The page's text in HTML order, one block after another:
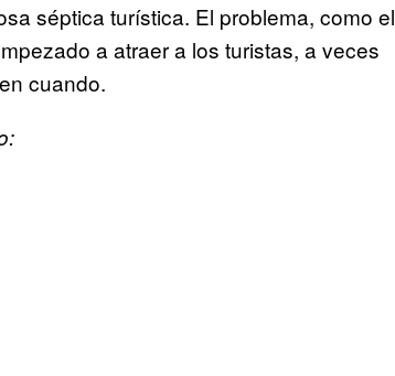
séptica turística. El problema, como el
a atraer a los turistas, a veces
cuando.